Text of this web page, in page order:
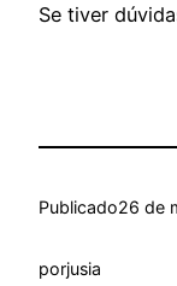
Se tiver
Publicado26 de
porjusia